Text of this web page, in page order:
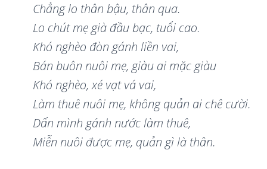
Chẳng lo thân bậu, thân qua.
Lo chút mẹ già đầu bạc, tuổi cao.
Khó nghèo đòn gánh liền vai,
Bán buôn nuôi mẹ, giàu ai mặc giàu
Khó nghèo, xé vạt vá vai,
Làm thuê nuôi mẹ, không quản ai chê cười.
Dấn mình gánh nước làm thuê,
Miễn nuôi được mẹ, quản gìlà thân.